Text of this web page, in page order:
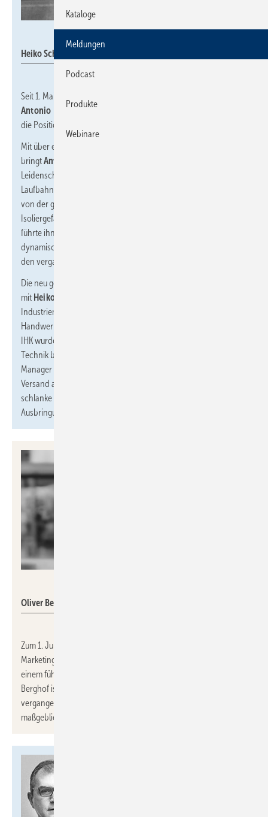
UWS Technologie
Heiko Scheu
Seit 1. Mai hat die
Antonio Pechtist neuer Marketingleiter,
die Position des Operations-Manager.
Mit über einem Jahrzehnt Erfahrung in der Marketingbranche
bringtAntonio Pecht
Leidenschaft für nachhaltige Strategien mit. Seine berufliche
Laufbahn begann nach dem Studium bei der WMF Group, gefolgt
von der globalen Markenverantwortung für die Premium
Isoliergefäße der alfi GmbH. Seine Leidenschaft für Technologie
führte ihn zu einer Position als Marketingleiter bei einem
dynamisch wachsenden E-Commerce Start-up, welches er in
den vergangenen Jahren mit aufgebaut hat.
Die neu geschaffene Position des Operations-Manager wurde
mit Heiko Scheu
Industriemechaniker und der Weiterbildung zum
Handwerksmeister Mechanik und zum technischen Betriebswirt
IHK wurde er Produktions-/Werksleiter und Abteilungsleiter
Technik beim Unternehmen ebm-papst. Als Operations-
Manager möchte er die Produktion, interne Logistik und den
Versand auf Wachstum ausrichten, mit dem Fokus auf eine
schlanke Fertigung mit kurzen Durchlaufzeiten, einer planbaren
Ausbringung und einer „geglätteten“ Auslastung.
Oliver Berghof
Zum 1. Juli 2024 hat
Marketingleiters bei der
einem führenden Anbieter von Armaturen und Sanitärlösungen.
Berghof ist bereits seit 15 Jahren für Schell tätig und hat in den
vergangenen Jahren als stellvertretender Marketingleiter
maßgeblich zum Erfolg des Unternehmens beigetragen.
Kataloge
Meldungen
Podcast
Produkte
Webinare